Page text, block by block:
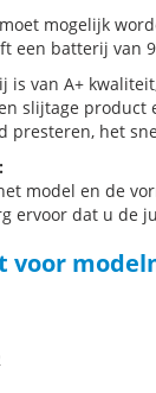
mogelijk
een batterij van
is van A+
slijtage
presteren, het
model en de
ervoor dat u de
voor